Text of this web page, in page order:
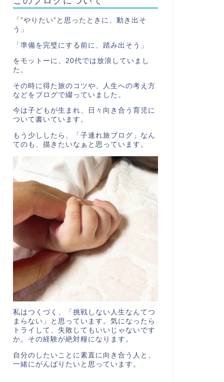
「”やりたい”と思ったときに、動き出そ
う」
「準備を完璧にする前に、踏み出そう」
をモットーに、20代では放浪していまし
た。
その時に得た旅のコツや、人生への考え方
などをブログで綴っていました。
今は子どもが生まれ、日々向き合う育児に
ついて書いています。
もう少ししたら、「子連れ旅ブログ」なん
てのも、描きたいなぁと思っています。
私はつくづく、「挑戦しない人生なんてつ
まらない」と思っています。気になったら
トライして、失敗してもいいじゃないです
か。その経験が絶対糧になります。
自分のしたいことに素直に向き合う人と、
一緒にがんばりたいと思っています。